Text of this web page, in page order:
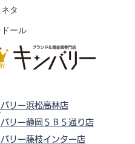
タ
ール
リー浜松高林店
リー静岡ＳＢＳ通り店
リー藤枝インター店